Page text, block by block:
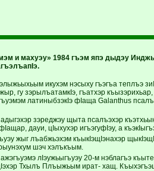
и махуэу» 1984 гъэм япэ дыдэу
икухэм нэсыху гъэгъа теплъэ
гу зэрылъатамкIэ, гъатхэр
латиныбзэкIэ фIаща Galanthus
зэреджэу щыта псалъэхэр
дауи, цIыхухэр игъэгуфIэу, а
жыг лъабжьэхэм къыкIэщIэнахэр
шэч хэлъкъым.
лIэужьыгъуэу 20-м нэблагъэ
Тхылъ Плъыжьым ират- хащ.